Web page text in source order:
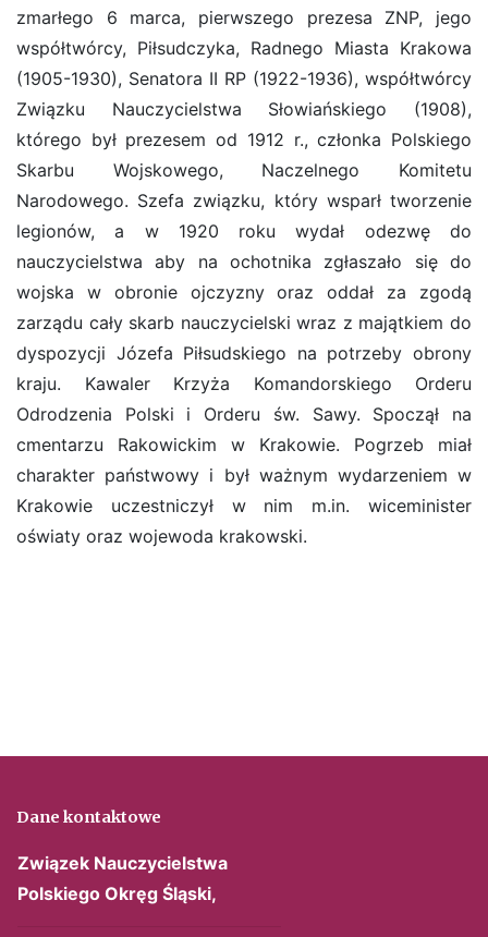
zmarłego 6 marca, pierwszego prezesa ZNP, jego
współtwórcy, Piłsudczyka, Radnego Miasta Krakowa
(1905-1930), Senatora II RP (1922-1936), współtwórcy
Związku Nauczycielstwa Słowiańskiego (1908),
którego był prezesem od 1912 r., członka Polskiego
Skarbu Wojskowego, Naczelnego Komitetu
Narodowego. Szefa związku, który wsparł tworzenie
legionów, a w 1920 roku wydał odezwę do
nauczycielstwa aby na ochotnika zgłaszało się do
wojska w obronie ojczyzny oraz oddał za zgodą
zarządu cały skarb nauczycielski wraz z majątkiem do
dyspozycji Józefa Piłsudskiego na potrzeby obrony
kraju. Kawaler Krzyża Komandorskiego Orderu
Odrodzenia Polski i Orderu św. Sawy. Spoczął na
cmentarzu Rakowickim w Krakowie. Pogrzeb miał
charakter państwowy i był ważnym wydarzeniem w
Krakowie uczestniczył w nim m.in. wiceminister
oświaty oraz wojewoda krakowski.
Dane kontaktowe
Związek Nauczycielstwa
Polskiego Okręg Śląski,